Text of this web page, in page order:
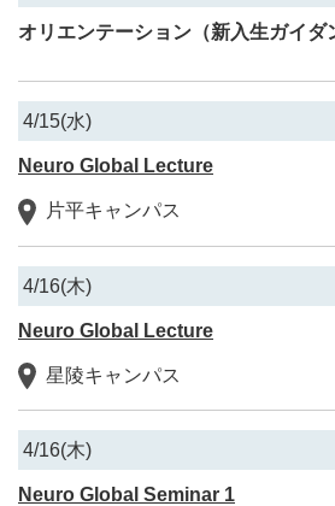
オリエンテーション（新入生ガイダ
4/15(水)
Neuro Global Lecture
片平キャンパス
4/16(木)
Neuro Global Lecture
星陵キャンパス
4/16(木)
Neuro Global Seminar 1